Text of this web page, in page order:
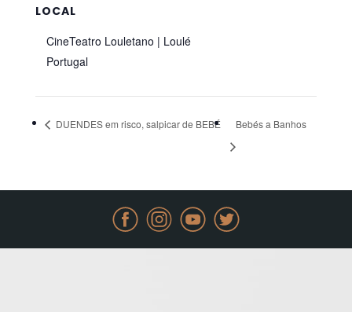
LOCAL
CineTeatro Louletano | Loulé
Portugal
DUENDES em risco, salpicar de BEBÉ Bebés a Banhos